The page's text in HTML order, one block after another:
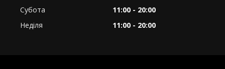
Субота
11:00 - 20:00
Неділя
11:00 - 20:00